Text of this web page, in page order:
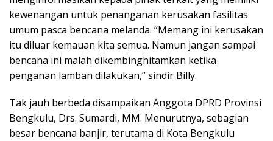
kewenangan untuk penanganan kerusakan fasilitas
umum pasca bencana melanda. “Memang ini kerusakan
itu diluar kemauan kita semua. Namun jangan sampai
bencana ini malah dikembinghitamkan ketika
penganan lamban dilakukan,” sindir Billy.
Tak jauh berbeda disampaikan Anggota DPRD Provinsi
Bengkulu, Drs. Sumardi, MM. Menurutnya, sebagian
besar bencana banjir, terutama di Kota Bengkulu